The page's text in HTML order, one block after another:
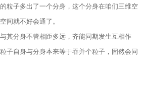
粒子多出了一个分身，这个分身在咱们三维空
间就不好会通了。
其分身不管相距多远，齐能同期发生互相作
子自身与分身本来等于吞并个粒子，固然会同